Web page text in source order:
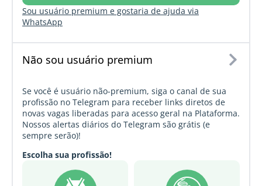
Sou usuário premium e gostaria de ajuda via
WhatsApp
Não sou usuário premium
Se você é usuário não-premium, siga o canal de sua
profissão no Telegram para receber links diretos de
novas vagas liberadas para acesso geral na Plataforma.
Nossos alertas diários do Telegram são grátis (e
sempre serão)!
Escolha sua profissão!